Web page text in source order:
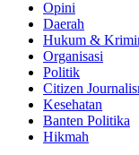
Opini
Daerah
Hukum &
Organisasi
Politik
Citizen
Kesehatan
Banten Politika
Hikmah